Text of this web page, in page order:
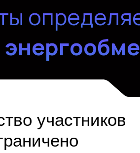
участников